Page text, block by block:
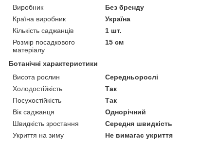
Виробник
Без бренду
Країна виробник
Україна
Кількість саджанців
1 шт.
Розмір посадкового
матеріалу
15 см
Ботанічні характеристики
Висота рослин
Середньорослі
Холодостійкість
Так
Посухостійкість
Так
Вік саджанця
Однорічний
Швидкість зростання
Середня швидкість
Укриття на зиму
Не вимагає укриття